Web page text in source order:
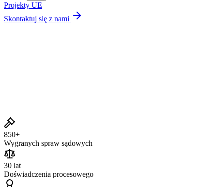
Projekty UE
Skontaktuj się z nami
850+
Wygranych spraw sądowych
30 lat
Doświadczenia procesowego